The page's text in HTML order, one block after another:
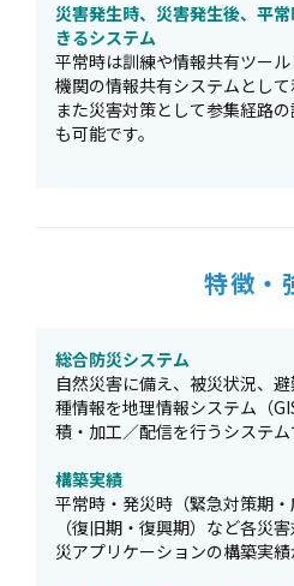
災害発生時、災害発生後、平
きるシステム
平常時は訓練や情報共有ツー
機関の情報共有システムとして
また災害対策として参集経路
も可能です。
特徴・
総合防災システム
自然災害に備え、被災状況、
種情報を地理情報システム（
積・加工／配信を行うシステム
構築実績
平常時・発災時（緊急対策期
（復旧期・復興期）など各災
災アプリケーションの構築実績